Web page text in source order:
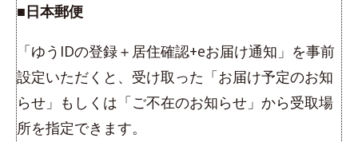
■日本郵便
「ゆうIDの登録＋居住確認+eお届け通知」を事前
設定いただくと、受け取った「お届け予定のお知
らせ」もしくは「ご不在のお知らせ」から受取場
所を指定できます。